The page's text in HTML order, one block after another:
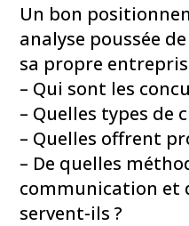
Un bon
analyse poussée
sa propre
– Qui sont les
– Quelles types de
– Quelles offrent
– De quelles
communication et
servent-ils ?